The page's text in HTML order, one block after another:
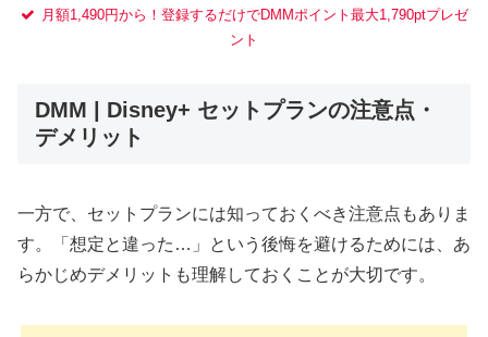
月額1,490円から！登録するだけでDMMポイント最大1,790ptプレゼ
ント
DMM | Disney+ セットプランの注意点・
デメリット
一方で、セットプランには知っておくべき注意点もありま
す。「想定と違った…」という後悔を避けるためには、あ
らかじめデメリットも理解しておくことが大切です。